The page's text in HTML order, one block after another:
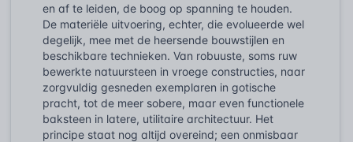
en af te leiden, de boog op spanning te houden.
De materiële uitvoering, echter, die evolueerde wel
degelijk, mee met de heersende bouwstijlen en
beschikbare technieken. Van robuuste, soms ruw
bewerkte natuursteen in vroege constructies, naar
zorgvuldig gesneden exemplaren in gotische
pracht, tot de meer sobere, maar even functionele
baksteen in latere, utilitaire architectuur. Het
principe staat nog altijd overeind; een onmisbaar